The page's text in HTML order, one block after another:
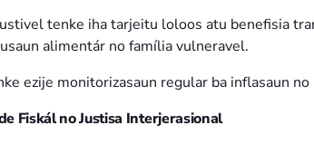
tenke iha tarjeitu loloos atu benefisia
alimentár no família vulneravel.
ezije monitorizasaun regular ba inflasaun
Fiskál no Justisa Interjerasional